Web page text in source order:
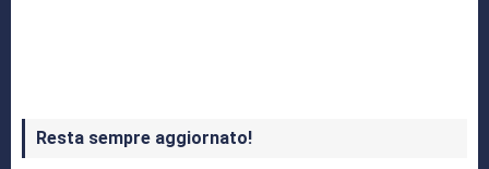
Resta sempre aggiornato!